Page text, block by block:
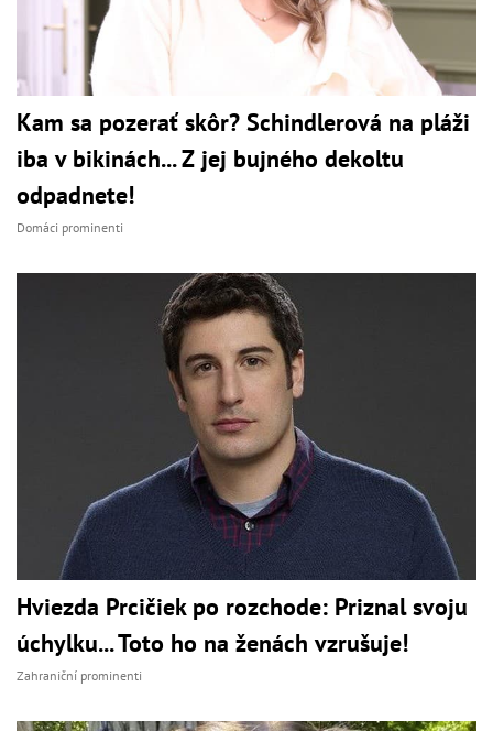
Kam sa pozerať skôr? Schindlerová na pláži
iba v bikinách... Z jej bujného dekoltu
odpadnete!
Domáci prominenti
Hviezda Prcičiek po rozchode: Priznal svoju
úchylku... Toto ho na ženách vzrušuje!
Zahraniční prominenti